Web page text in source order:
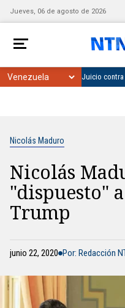
Jueves, 06 de agosto de 2026
Juicio
Nicolás Maduro
Nicolás
"dispuesto"
Trump
junio 22, 2020 Por: Redacción